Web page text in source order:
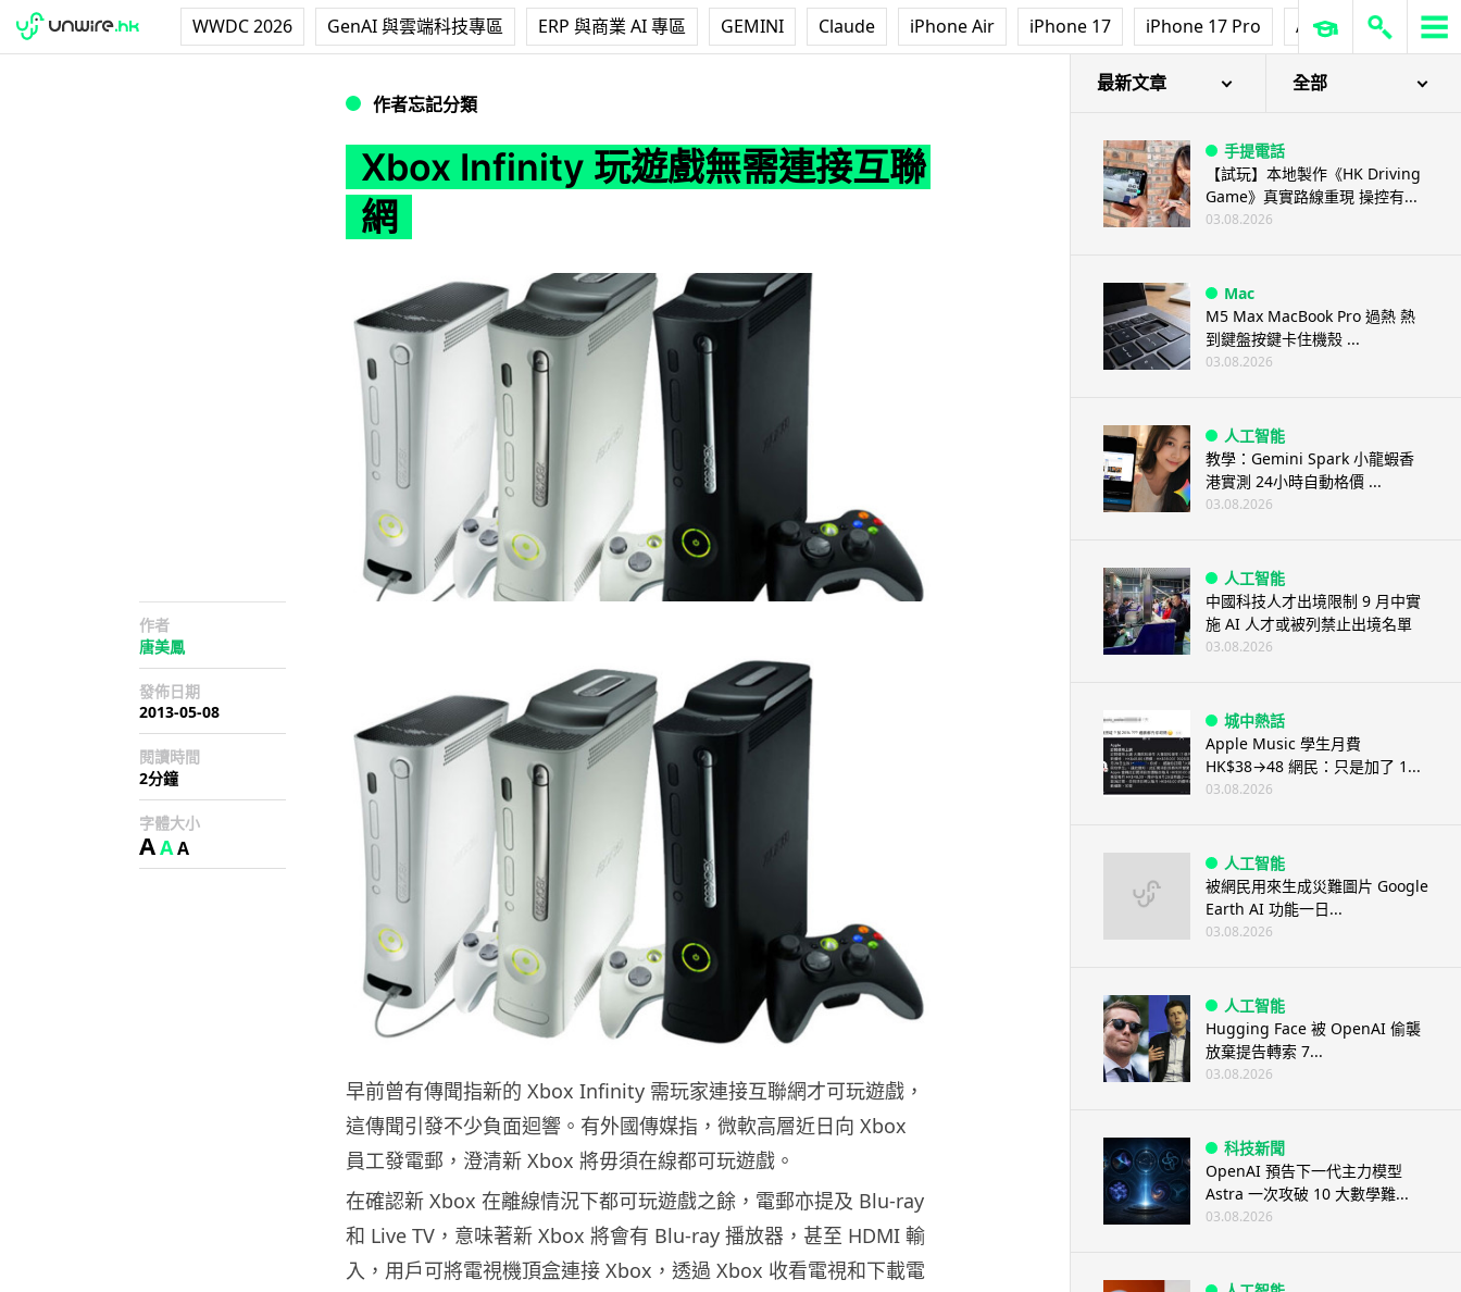
WWDC 2026 GenAI 與雲端科技專區 ERP 與商業 AI 專區 GEMINI Claude iPhone Air iPhone 17 iPhone 17 Pro AirPods Pro 3
作者忘記分類
Xbox Infinity 玩遊戲無需連接互聯
網
作者
唐美鳳
發佈日期
2013-05-08
閱讀時間
2分鐘
字體大小
AAA
早前曾有傳聞指新的 Xbox Infinity 需玩家連接互聯網才可玩遊戲，
這傳聞引發不少負面迴響。有外國傳媒指，微軟高層近日向 Xbox
員工發電郵，澄清新 Xbox 將毋須在線都可玩遊戲。
在確認新 Xbox 在離線情況下都可玩遊戲之餘，電郵亦提及 Blu-ray
和 Live TV，意味著新 Xbox 將會有 Blu-ray 播放器，甚至 HDMI 輸
入，用戶可將電視機頂盒連接 Xbox，透過 Xbox 收看電視和下載電
最新文章 全部
手提電話
【試玩】本地製作《HK Driving
Game》真實路線重現 操控有...
03.08.2026
Mac
M5 Max MacBook Pro 過熱 熱
到鍵盤按鍵卡住機殼 ...
03.08.2026
人工智能
教學：Gemini Spark 小龍蝦香
港實測 24小時自動格價 ...
03.08.2026
人工智能
中國科技人才出境限制 9 月中實
施 AI 人才或被列禁止出境名單
03.08.2026
城中熱話
Apple Music 學生月費
HK$38→48 網民：只是加了 1...
03.08.2026
人工智能
被網民用來生成災難圖片 Google
Earth AI 功能一日...
03.08.2026
人工智能
Hugging Face 被 OpenAI 偷襲
放棄提告轉索 7...
03.08.2026
科技新聞
OpenAI 預告下一代主力模型
Astra 一次攻破 10 大數學難...
03.08.2026